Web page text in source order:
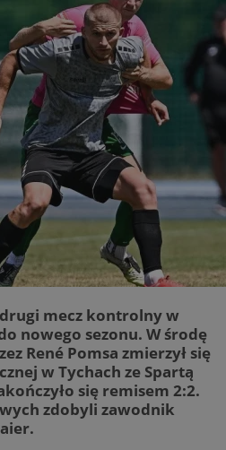
drugi mecz kontrolny w
nowego sezonu. W środę
René Pomsa zmierzył się
w Tychach ze Spartą
się remisem 2:2.
zdobyli zawodnik